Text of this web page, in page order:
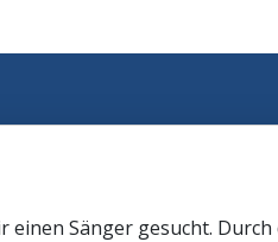
Sänger gesucht.